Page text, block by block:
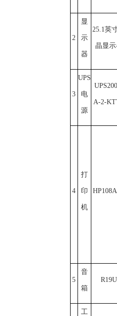
2
显
示
器
25.1英
晶显示
3
UPS
电
源
A-2-
4
打
印
机
5
音
箱
R19U
工